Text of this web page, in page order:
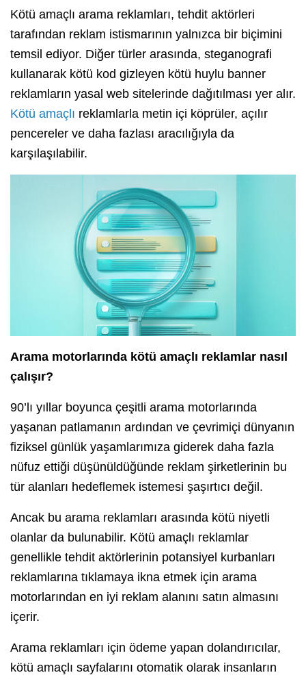
Kötü amaçlı arama reklamları, tehdit aktörleri
tarafından reklam istismarının yalnızca bir biçimini
temsil ediyor. Diğer türler arasında, steganografi
kullanarak kötü kod gizleyen kötü huylu banner
reklamların yasal web sitelerinde dağıtılması yer alır.
Kötü amaçlı reklamlarla metin içi köprüler, açılır
pencereler ve daha fazlası aracılığıyla da
karşılaşılabilir.
Arama motorlarında kötü amaçlı reklamlar nasıl
çalışır?
90’lı yıllar boyunca çeşitli arama motorlarında
yaşanan patlamanın ardından ve çevrimiçi dünyanın
fiziksel günlük yaşamlarımıza giderek daha fazla
nüfuz ettiği düşünüldüğünde reklam şirketlerinin bu
tür alanları hedeflemek istemesi şaşırtıcı değil.
Ancak bu arama reklamları arasında kötü niyetli
olanlar da bulunabilir. Kötü amaçlı reklamlar
genellikle tehdit aktörlerinin potansiyel kurbanları
reklamlarına tıklamaya ikna etmek için arama
motorlarından en iyi reklam alanını satın almasını
içerir.
Arama reklamları için ödeme yapan dolandırıcılar,
kötü amaçlı sayfalarını otomatik olarak insanların